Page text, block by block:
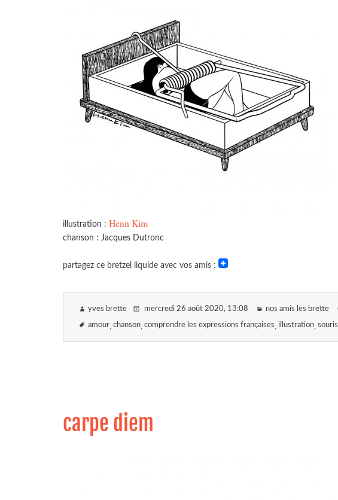
illustration : Henn Kim
chanson : Jacques Dutronc
partagez ce bretzel liquide avec vos amis :
yves brette mercredi 26 août 2020, 13:08 nos amis les brette
amour chanson comprendre les expressions françaises illustration souris
carpe diem